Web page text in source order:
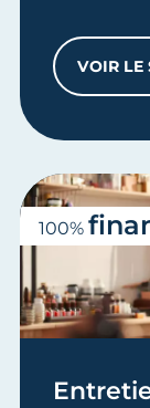
VOIR LE
100%